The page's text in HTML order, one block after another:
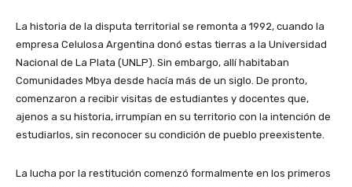
La historia de la disputa territorial se remonta a 1992, cuando la
empresa Celulosa Argentina donó estas tierras a la Universidad
Nacional de La Plata (UNLP). Sin embargo, allí habitaban
Comunidades Mbya desde hacía más de un siglo. De pronto,
comenzaron a recibir visitas de estudiantes y docentes que,
ajenos a su historia, irrumpían en su territorio con la intención de
estudiarlos, sin reconocer su condición de pueblo preexistente.
La lucha por la restitución comenzó formalmente en los primeros